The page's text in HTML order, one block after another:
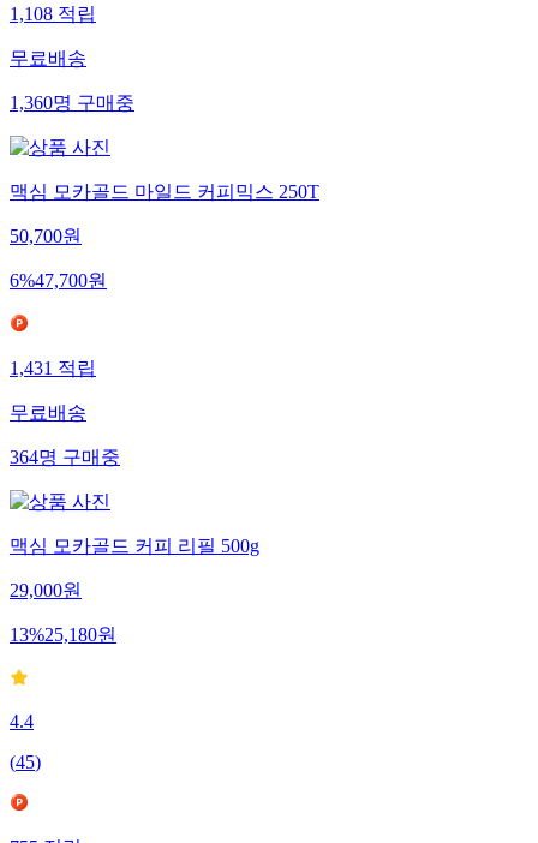
1,108적립
무료배송
1,360명구매중
맥심 모카골드 마일드 커피믹스 250T
50,700원
6%47,700원
1,431적립
무료배송
364명구매중
맥심 모카골드 커피 리필 500g
29,000원
13%25,180원
4.4
(45)